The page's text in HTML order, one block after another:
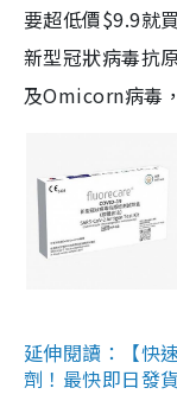
要超低價$9.9就
新型冠狀病毒抗
及Omicorn病毒
延伸閱讀：【快
劑！最快即日發